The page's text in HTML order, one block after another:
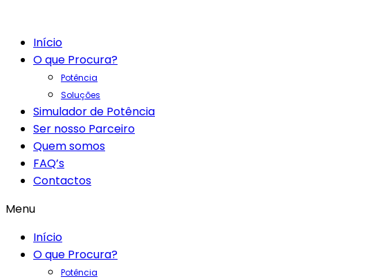
Início
O que Procura?
Potência
Soluções
Simulador de Potência
Ser nosso Parceiro
Quem somos
FAQ’s
Contactos
Menu
Início
O que Procura?
Potência